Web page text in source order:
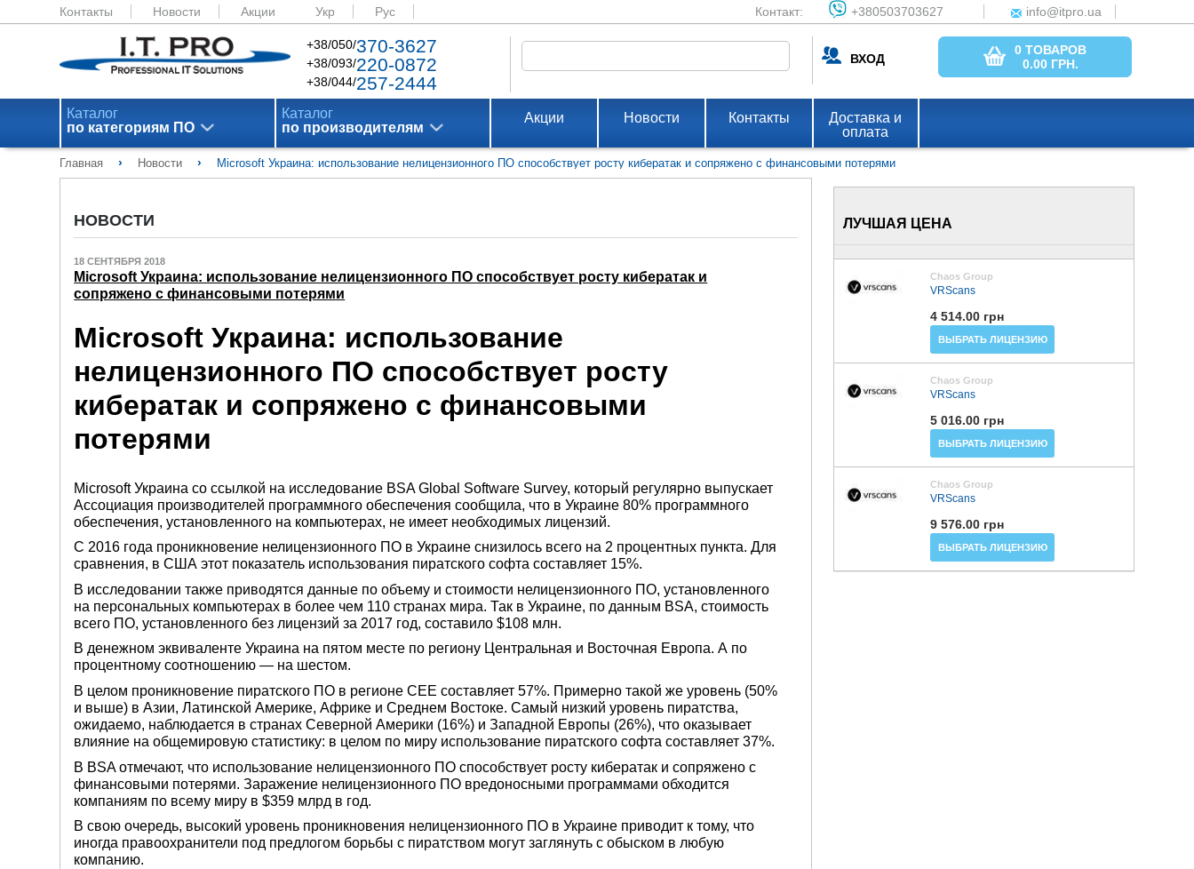
Контакты Новости Акции Укр Рус Контакт: +380503703627 info@itpro.ua
+38/050/370-3627
+38/093/220-0872
+38/044/257-2444
ВХОД
0 ТОВАРОВ
0.00 ГРН.
Каталог
по категориям ПО
Каталог
по производителям
Акции Новости Контакты
Доставка и
оплата
Главная › Новости › Microsoft Украина: использование нелицензионного ПО способствует росту кибератак и сопряжено с финансовыми потерями
НОВОСТИ
18 СЕНТЯБРЯ 2018
Microsoft Украина: использование нелицензионного ПО способствует росту кибератак и
сопряжено с финансовыми потерями
Microsoft Украина: использование
нелицензионного ПО способствует росту
кибератак и сопряжено с финансовыми
потерями
Microsoft Украина со ссылкой на исследование BSA Global Software Survey, который регулярно выпускает
Ассоциация производителей программного обеспечения сообщила, что в Украине 80% программного
обеспечения, установленного на компьютерах, не имеет необходимых лицензий.
С 2016 года проникновение нелицензионного ПО в Украине снизилось всего на 2 процентных пункта. Для
сравнения, в США этот показатель использования пиратского софта составляет 15%.
В исследовании также приводятся данные по объему и стоимости нелицензионного ПО, установленного
на персональных компьютерах в более чем 110 странах мира. Так в Украине, по данным BSA, стоимость
всего ПО, установленного без лицензий за 2017 год, составило $108 млн.
В денежном эквиваленте Украина на пятом месте по региону Центральная и Восточная Европа. А по
процентному соотношению — на шестом.
В целом проникновение пиратского ПО в регионе CEE составляет 57%. Примерно такой же уровень (50%
и выше) в Азии, Латинской Америке, Африке и Среднем Востоке. Самый низкий уровень пиратства,
ожидаемо, наблюдается в странах Северной Америки (16%) и Западной Европы (26%), что оказывает
влияние на общемировую статистику: в целом по миру использование пиратского софта составляет 37%.
В BSA отмечают, что использование нелицензионного ПО способствует росту кибератак и сопряжено с
финансовыми потерями. Заражение нелицензионного ПО вредоносными программами обходится
компаниям по всему миру в $359 млрд в год.
В свою очередь, высокий уровень проникновения нелицензионного ПО в Украине приводит к тому, что
иногда правоохранители под предлогом борьбы с пиратством могут заглянуть с обыском в любую
компанию.
ЛУЧШАЯ ЦЕНА
Chaos Group
VRScans
4 514.00 грн
ВЫБРАТЬ ЛИЦЕНЗИЮ
Chaos Group
VRScans
5 016.00 грн
ВЫБРАТЬ ЛИЦЕНЗИЮ
Chaos Group
VRScans
9 576.00 грн
ВЫБРАТЬ ЛИЦЕНЗИЮ